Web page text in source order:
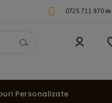
0725 711 970
Personalizate